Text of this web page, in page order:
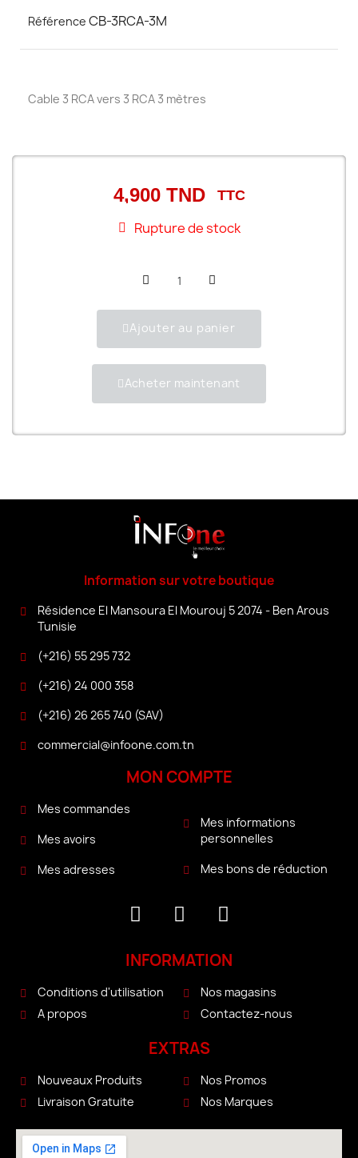
Référence CB-3RCA-3M
Cable 3 RCA vers 3 RCA 3 mètres
4,900 TND TTC
Rupture de stock
Ajouter au panier
Acheter maintenant
Information sur votre boutique
Résidence El Mansoura El Mourouj 5 2074 - Ben Arous
Tunisie
(+216) 55 295 732
(+216) 24 000 358
(+216) 26 265 740 (SAV)
commercial@infoone.com.tn
MON COMPTE
Mes commandes
Mes avoirs
Mes adresses
Mes informations
personnelles
Mes bons de réduction
INFORMATION
Conditions d'utilisation
A propos
Nos magasins
Contactez-nous
EXTRAS
Nouveaux Produits
Livraison Gratuite
Nos Promos
Nos Marques